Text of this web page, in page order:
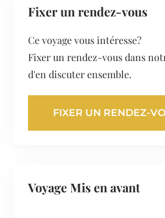
Fixer un rendez-vous
Ce voyage vous intéresse?
Fixer un rendez-vous dans
d'en discuter ensemble.
FIXER UN RENDEZ-
Voyage Mis en avant